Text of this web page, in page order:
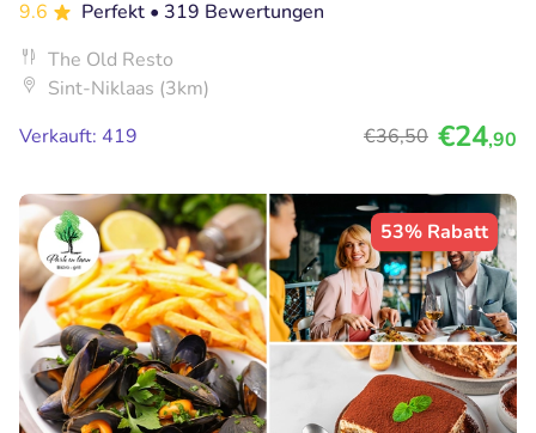
9.6
Perfekt • 319 Bewertungen
The Old Resto
Sint-Niklaas (3km)
Verkauft: 419
€36,50 €24,90
53% Rabatt